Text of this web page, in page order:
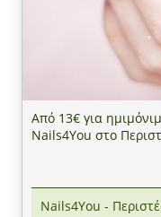
Από 13€ για
Nails4You στο
Nails4You -